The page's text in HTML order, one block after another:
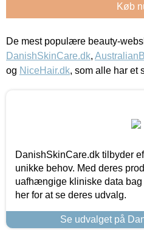
Køb
De mest populære beauty-
DanishSkinCare.dk,
og NiceHair.dk, som alle har et
DanishSkinCare.dk tilbyder
unikke behov. Med deres
uafhængige kliniske data
her for at se deres udvalg.
Se udvalget på